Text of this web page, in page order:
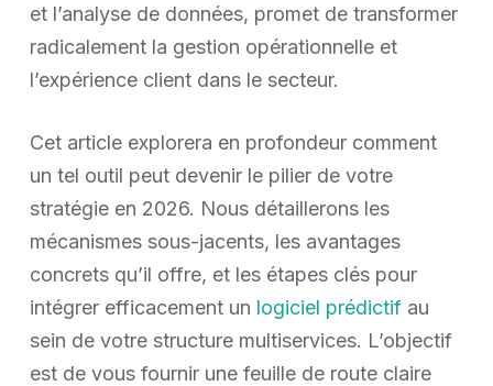
et l’analyse de données, promet de transformer
radicalement la gestion opérationnelle et
l’expérience client dans le secteur.
Cet article explorera en profondeur comment
un tel outil peut devenir le pilier de votre
stratégie en 2026. Nous détaillerons les
mécanismes sous-jacents, les avantages
concrets qu’il offre, et les étapes clés pour
intégrer efficacement un logiciel prédictifau
sein de votre structure multiservices. L’objectif
est de vous fournir une feuille de route claire